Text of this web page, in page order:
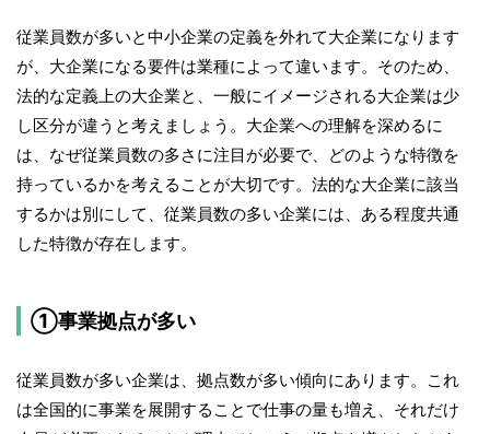
従業員数が多いと中小企業の定義を外れて大企業になります
が、大企業になる要件は業種によって違います。そのため、
法的な定義上の大企業と、一般にイメージされる大企業は少
し区分が違うと考えましょう。大企業への理解を深めるに
は、なぜ従業員数の多さに注目が必要で、どのような特徴を
持っているかを考えることが大切です。法的な大企業に該当
するかは別にして、従業員数の多い企業には、ある程度共通
した特徴が存在します。
①事業拠点が多い
従業員数が多い企業は、拠点数が多い傾向にあります。これ
は全国的に事業を展開することで仕事の量も増え、それだけ